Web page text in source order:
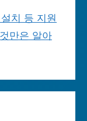
치 등 지원
만은 알아